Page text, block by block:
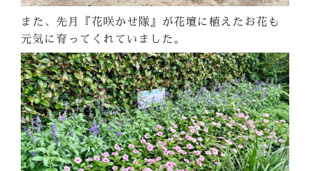
また、先月『花咲かせ隊』が花壇に植えたお花も
元気に育ってくれていました。